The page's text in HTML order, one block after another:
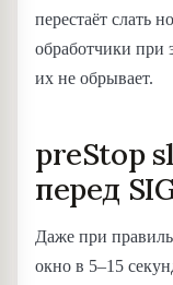
перестаёт слать
обработчики
их не обрывает.
preStop
перед
Даже при
окно в 5–15